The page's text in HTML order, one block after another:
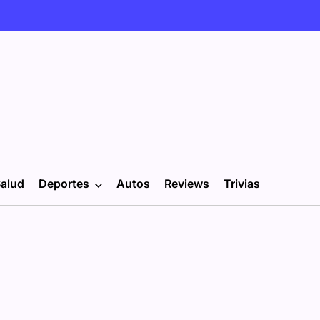
Deportes Autos Reviews Trivias